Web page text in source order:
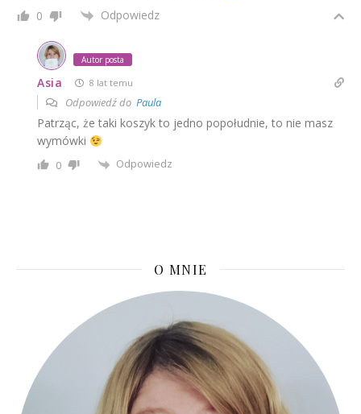
0 Odpowiedz
Autor posta
Asia 8 lat temu
Odpowiedź do Paula
Patrząc, że taki koszyk to jedno popołudnie, to nie masz
wymówki
0 Odpowiedz
O MNIE